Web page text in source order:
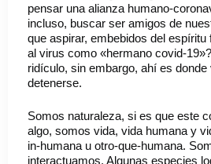
pensar una alianza humano-
incluso, buscar ser amigos de
que aspirar, embebidos del
al virus como «hermano covid-
ridículo, sin embargo, ahí es donde
detenerse.
Somos naturaleza, si es que este
algo, somos vida, vida humana y
in-humana u otro-que-humana.
interactuamos. Algunas especies